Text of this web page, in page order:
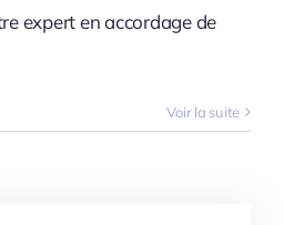
expert en accordage de
Voir la suite